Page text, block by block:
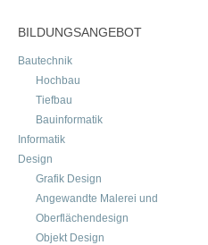
BILDUNGSANGEBOT
Bautechnik
Hochbau
Tiefbau
Bauinformatik
Informatik
Design
Grafik Design
Angewandte Malerei und
Oberflächendesign
Objekt Design